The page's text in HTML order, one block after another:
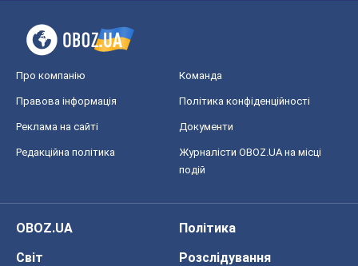
Про компанію Команда
Правова інформація Політика конфіденційності
Реклама на сайті Документи
Редакційна політика
Журналісти OBOZ.UA на місці
подій
OBOZ.UA
Політика
Світ
Розслідування